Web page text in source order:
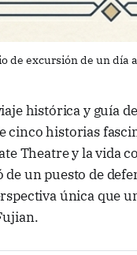
de excursión de un día
histórica y guía
cinco historias
Theatre y la vida
un puesto de
única que